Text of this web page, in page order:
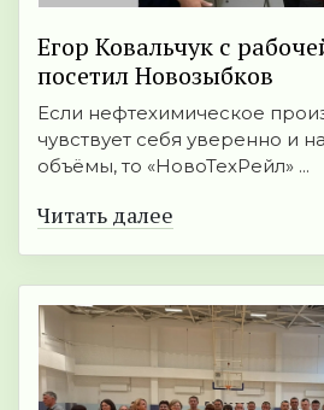
Егор Ковальчук с
посетил Новозыбков
Если нефтехимическое
чувствует себя уверенно и
объёмы, то «НовоТехРейл» ...
Читать далее